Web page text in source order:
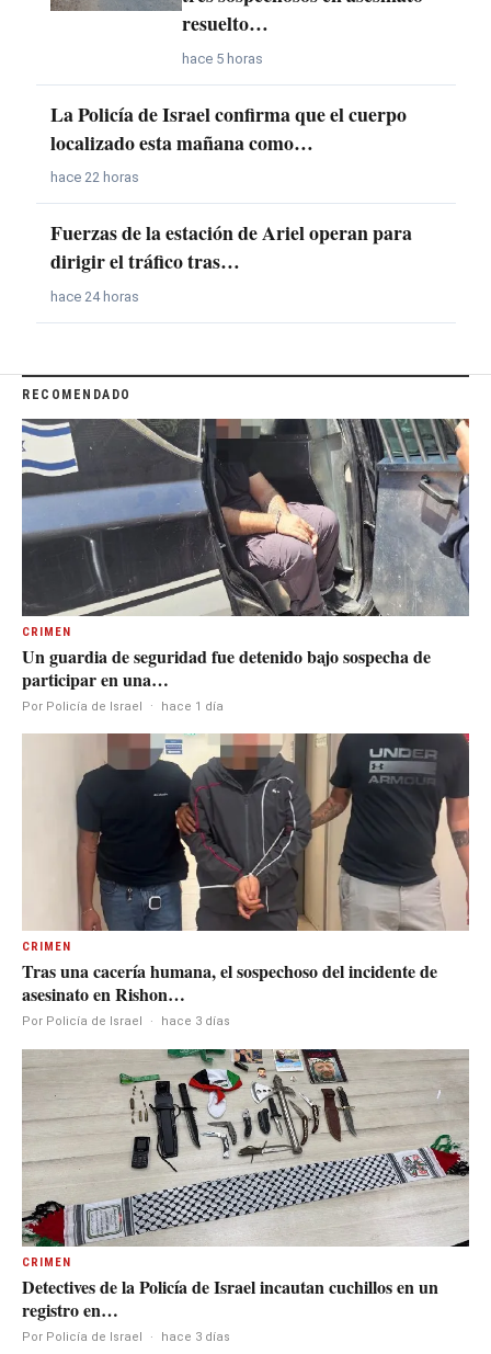
resuelto…
hace 5 horas
La Policía de Israel confirma que el cuerpo
localizado esta mañana como…
hace 22 horas
Fuerzas de la estación de Ariel operan para
dirigir el tráfico tras…
hace 24 horas
RECOMENDADO
CRIMEN
Un guardia de seguridad fue detenido bajo sospecha de
participar en una…
Por Policía de Israel · hace 1 día
CRIMEN
Tras una cacería humana, el sospechoso del incidente de
asesinato en Rishon…
Por Policía de Israel · hace 3 días
CRIMEN
Detectives de la Policía de Israel incautan cuchillos en un
registro en…
Por Policía de Israel · hace 3 días